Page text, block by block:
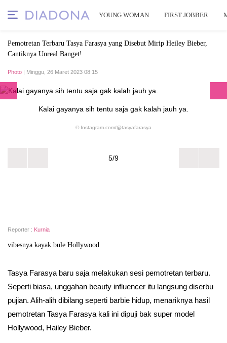
YOUNG WOMAN FIRST JOBBER
Pemotretan Terbaru Tasya Farasya yang Disebut Mirip Heiley Bieber,
Cantiknya Unreal Banget!
Photo | Minggu, 26 Maret 2023 08:15
Kalai gayanya sih tentu saja gak kalah jauh ya.
© Instagram.com/@tasyafarasya
5/9
Reporter : Kurnia
vibesnya kayak bule Hollywood
Tasya Farasya baru saja melakukan sesi pemotretan terbaru.
Seperti biasa, unggahan beauty influencer itu langsung diserbu
pujian. Alih-alih dibilang seperti barbie hidup, menariknya hasil
pemotretan Tasya Farasya kali ini dipuji bak super model
Hollywood, Hailey Bieber.